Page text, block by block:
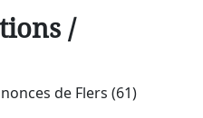
/
de Flers (61)